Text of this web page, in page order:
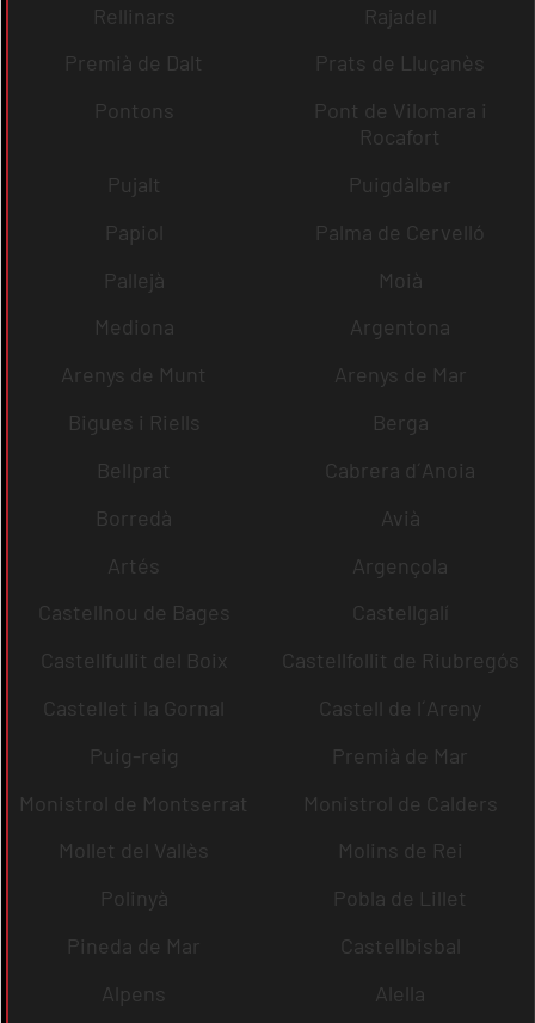
Rellinars
Rajadell
Premià de Dalt
Prats de Lluçanès
Pontons
Pont de Vilomara i
Rocafort
Pujalt
Puigdàlber
Papiol
Palma de Cervelló
Pallejà
Moià
Mediona
Argentona
Arenys de Munt
Arenys de Mar
Bigues i Riells
Berga
Bellprat
Cabrera d´Anoia
Borredà
Avià
Artés
Argençola
Castellnou de Bages
Castellgalí
Castellfullit del Boix
Castellfollit de Riubregós
Castellet i la Gornal
Castell de l´Areny
Puig-reig
Premià de Mar
Monistrol de Montserrat
Monistrol de Calders
Mollet del Vallès
Molins de Rei
Polinyà
Pobla de Lillet
Pineda de Mar
Castellbisbal
Alpens
Alella